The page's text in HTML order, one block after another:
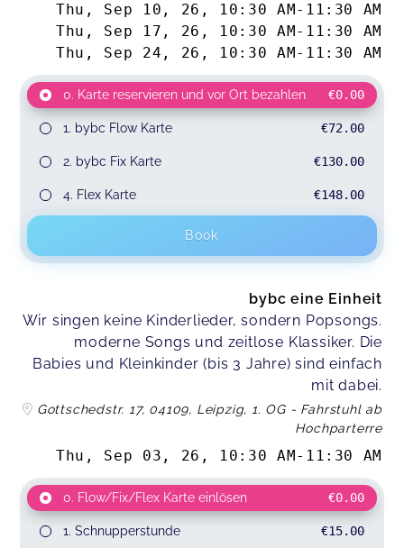
Thu, Sep 10, 26 , 10:30 AM - 11:30 AM
Thu, Sep 17, 26 , 10:30 AM - 11:30 AM
Thu, Sep 24, 26 , 10:30 AM - 11:30 AM
0. Karte reservieren und vor Ort bezahlen €0.00
1. bybc Flow Karte €72.00
2. bybc Fix Karte €130.00
4. Flex Karte €148.00
Book
bybc eine Einheit
Wir singen keine Kinderlieder, sondern Popsongs.
moderne Songs und zeitlose Klassiker. Die
Babies und Kleinkinder (bis 3 Jahre) sind einfach
mit dabei.
Gottschedstr. 17, 04109, Leipzig, 1. OG - Fahrstuhl ab
Hochparterre
Thu, Sep 03, 26 , 10:30 AM- 11:30 AM
0. Flow/Fix/Flex Karte einlösen €0.00
1. Schnupperstunde €15.00